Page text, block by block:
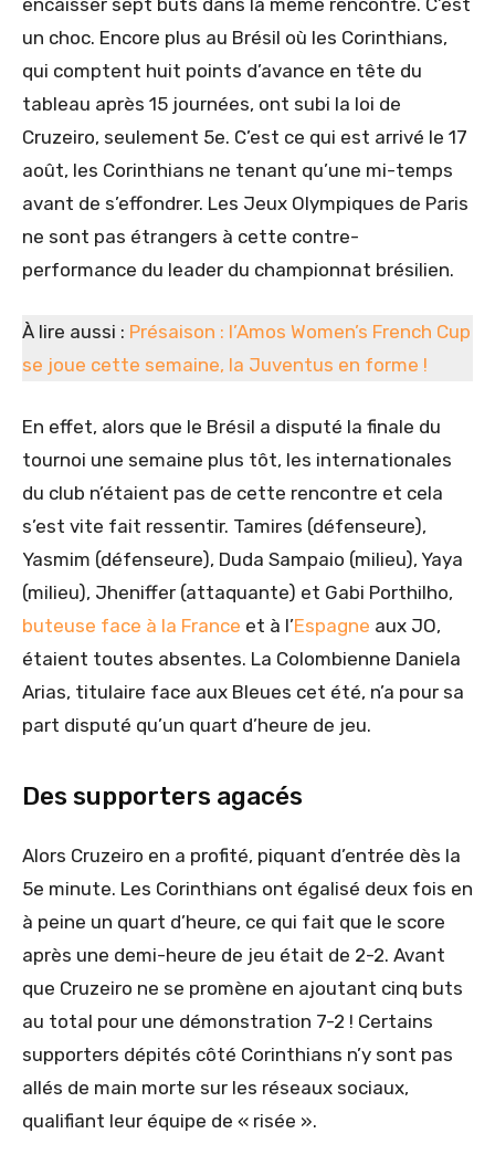
encaisser sept buts dans la même rencontre. C’est
un choc. Encore plus au Brésil où les Corinthians,
qui comptent huit points d’avance en tête du
tableau après 15 journées, ont subi la loi de
Cruzeiro, seulement 5e. C’est ce qui est arrivé le 17
août, les Corinthians ne tenant qu’une mi-temps
avant de s’effondrer. Les Jeux Olympiques de Paris
ne sont pas étrangers à cette contre-
performance du leader du championnat brésilien.
À lire aussi : Présaison : l’Amos Women’s French Cup
se joue cette semaine, la Juventus en forme !
En effet, alors que le Brésil a disputé la finale du
tournoi une semaine plus tôt, les internationales
du club n’étaient pas de cette rencontre et cela
s’est vite fait ressentir. Tamires (défenseure),
Yasmim (défenseure), Duda Sampaio (milieu), Yaya
(milieu), Jheniffer (attaquante) et Gabi Porthilho,
buteuse face à la France et à l’Espagne aux JO,
étaient toutes absentes. La Colombienne Daniela
Arias, titulaire face aux Bleues cet été, n’a pour sa
part disputé qu’un quart d’heure de jeu.
Des supporters agacés
Alors Cruzeiro en a profité, piquant d’entrée dès la
5e minute. Les Corinthians ont égalisé deux fois en
à peine un quart d’heure, ce qui fait que le score
après une demi-heure de jeu était de 2-2. Avant
que Cruzeiro ne se promène en ajoutant cinq buts
au total pour une démonstration 7-2 ! Certains
supporters dépités côté Corinthians n’y sont pas
allés de main morte sur les réseaux sociaux,
qualifiant leur équipe de « risée ».